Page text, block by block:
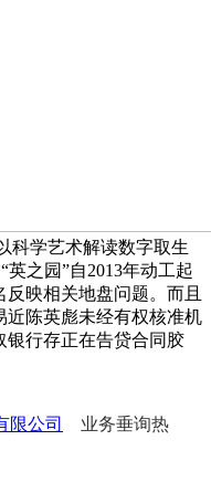
科学艺术解读数字取生
之园”自2013年动工起
映相关地盘问题。而且
近陈英彪未经有权核准机
银行存正在告贷合同胶
限公司
业务垂询热